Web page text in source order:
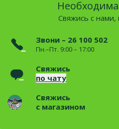
Свяжись с
Звони – 26 100 502
Пн.–Пт. 9:00 – 17:00
Свяжись
по чату
Свяжись
с магазином